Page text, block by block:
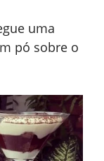
uma
pó sobre o